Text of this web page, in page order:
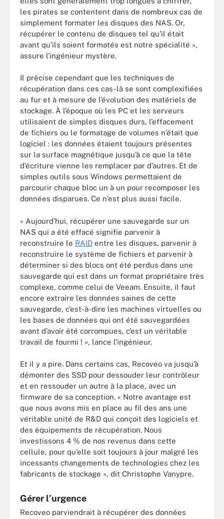
les pirates se contentent dans de nombreux cas de
simplement formater les disques des NAS. Or,
récupérer le contenu de disques tel qu’il était
avant qu’ils soient formatés est notre spécialité »,
assure l’ingénieur mystère.
Il précise cependant que les techniques de
récupération dans ces cas-là se sont complexifiées
au fur et à mesure de l’évolution des matériels de
stockage. À l’époque où les PC et les serveurs
utilisaient de simples disques durs, l’effacement
de fichiers ou le formatage de volumes n’était que
logiciel : les données étaient toujours présentes
sur la surface magnétique jusqu’à ce que la tête
d’écriture vienne les remplacer par d’autres. Et de
simples outils sous Windows permettaient de
parcourir chaque bloc un à un pour recomposer les
données disparues. Ce n’est plus aussi facile.
« Aujourd’hui, récupérer une sauvegarde sur un
NAS qui a été effacé signifie parvenir à
reconstruire le RAID entre les disques, parvenir à
reconstruire le système de fichiers et parvenir à
déterminer si des blocs ont été perdus dans une
sauvegarde qui est dans un format propriétaire très
complexe, comme celui de Veeam. Ensuite, il faut
encore extraire les données saines de cette
sauvegarde, c’est-à-dire les machines virtuelles ou
les bases de données qui ont été sauvegardées
avant d’avoir été corrompues, c’est un véritable
travail de fourmi ! », lance l’ingénieur.
Et il y a pire. Dans certains cas, Recoveo va jusqu’à
démonter des SSD pour dessouder leur contrôleur
et en ressouder un autre à la place, avec un
firmware de sa conception. « Notre avantage est
que nous avons mis en place au fil des ans une
véritable unité de R&D qui conçoit des logiciels et
des équipements de récupération. Nous
investissons 4 % de nos revenus dans cette
cellule, pour qu’elle soit toujours à jour malgré les
incessants changements de technologies chez les
fabricants de stockage », dit Christophe Vanypre.
Gérer l’urgence
Recoveo parviendrait à récupérer des données